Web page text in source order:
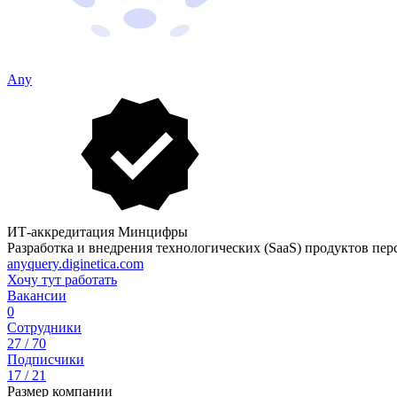
Any
ИТ-аккредитация Минцифры
Разработка и внедрения технологических (SaaS) продуктов
anyquery.diginetica.com
Хочу тут работать
Вакансии
0
Сотрудники
27 / 70
Подписчики
17 / 21
Размер компании